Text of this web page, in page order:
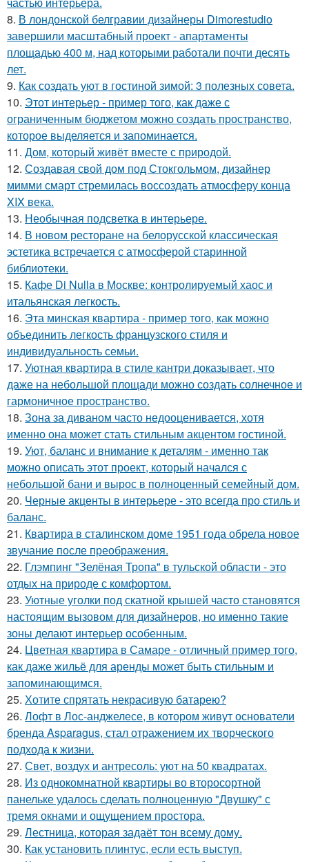
8. В лондонской белгравии дизайнеры Dimorestudio
завершили масштабный проект - апартаменты
площадью 400 м, над которыми работали почти десять
лет.
9. Как создать уют в гостиной зимой: 3 полезных совета.
10. Этот интерьер - пример того, как даже с
ограниченным бюджетом можно создать пространство,
которое выделяется и запоминается.
11. Дом, который живёт вместе с природой.
12. Создавая свой дом под Стокгольмом, дизайнер
мимми смарт стремилась воссоздать атмосферу конца
XIX века.
13. Необычная подсветка в интерьере.
14. В новом ресторане на белорусской классическая
эстетика встречается с атмосферой старинной
библиотеки.
15. Кафе Di Nulla в Москве: контролируемый хаос и
итальянская легкость.
16. Эта минская квартира - пример того, как можно
объединить легкость французского стиля и
индивидуальность семьи.
17. Уютная квартира в стиле кантри доказывает, что
даже на небольшой площади можно создать солнечное и
гармоничное пространство.
18. Зона за диваном часто недооценивается, хотя
именно она может стать стильным акцентом гостиной.
19. Уют, баланс и внимание к деталям - именно так
можно описать этот проект, который начался с
небольшой бани и вырос в полноценный семейный дом.
20. Черные акценты в интерьере - это всегда про стиль и
баланс.
21. Квартира в сталинском доме 1951 года обрела новое
звучание после преображения.
22. Глэмпинг "Зелёная Тропа" в тульской области - это
отдых на природе с комфортом.
23. Уютные уголки под скатной крышей часто становятся
настоящим вызовом для дизайнеров, но именно такие
зоны делают интерьер особенным.
24. Цветная квартира в Самаре - отличный пример того,
как даже жильё для аренды может быть стильным и
запоминающимся.
25. Хотите спрятать некрасивую батарею?
26. Лофт в Лос-анджелесе, в котором живут основатели
бренда Asparagus, стал отражением их творческого
подхода к жизни.
27. Свет, воздух и антресоль: уют на 50 квадратах.
28. Из однокомнатной квартиры во второсортной
панельке удалось сделать полноценную "Двушку" с
тремя окнами и ощущением простора.
29. Лестница, которая задаёт тон всему дому.
30. Как установить плинтус, если есть выступ.